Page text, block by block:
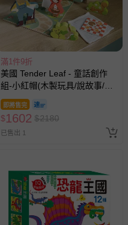
滿1件9折
美國 Tender Leaf - 童話創作
組-小紅帽(木製玩具/說故事/教
育益智)
即將售完
$1602 $2180
已售出 1